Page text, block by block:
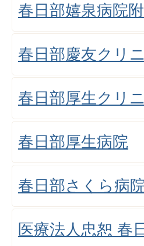
春日部嬉泉病院
春日部慶友クリ
春日部厚生クリ
春日部厚生病院
春日部さくら病
医療法人忠恕 春